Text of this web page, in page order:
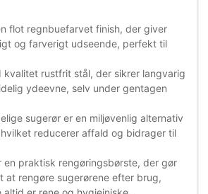
flot regnbuefarvet finish, der giver
og farverigt udseende, perfekt til
kvalitet rustfrit stål, der sikrer langvarig
ydeevne, selv under gentagen
sugerør er en miljøvenlig alternativ
reducerer affald og bidrager til
praktisk rengøringsbørste, der gør
at rengøre sugerørene efter brug,